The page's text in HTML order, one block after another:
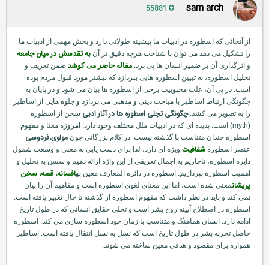
sam arch
از آنجائی که اسطوره در ادبیات ما پیشینه طولانی دارد و بخش مهمی از ادبیات ما
را تشكیل می دهد می توان با شناخت هرچه دقیق تر آن به تقدسش در میان جامعه
و اثرگذاری آن بر ضمیر انسان ها پی برد.مقاله حاضر می كوشدضمن تعریف و
تحلیل اسطوره، به تبیین اسطوره هایی بپردازد كه بیشتر مورد قبول مردم بوده
است. در پی آن، علت محبوبیت برخی از اسطوره ها بیان می شود و در پایان به
چگونگی ارتباط اساطیر با مباحث دینی و مذهبی می پردازد و جلوه هایی از اساطیر
را به تصویر می كشد.چگونگی تجلی اسطوره ها در آثار ادبیسخن از اسطوره
(myth) است. پدیده ای كه در ادبیات ملل مختلف وجود دارد. امروزه معنا و مفهوم
اسطوره چندان متناسب با گذشته نیست. در كلام بزرگانی چونمولوی،فردوسی
عنصر اسطورهشفافیتویژه ای دارد، لذا برای دست یابی به معنی و وسعت شمول
دایره اسطوره، ناچاریم به اجمال تعریفی از این واژه ارائه دهیم و سپس به تحلیل و
اهمیت اسطوره بپردازیم. اسطوره در دائره المعارف معین بهافسانه، قصه، سخن
پریشانمعنی شده است، اما این معنای لغوی اسطوره است و مفاهیم آن را بیان
نمی كند و باید در نظر داشت كه مفهوم اسطوره از گذشته تا حال تغییر یافته است.
اسطوره در اصطلاح آیینه روح بشر است و تجلی حقایق انسانی كه در طول تاریخ
ادامه دارد. انسان هماهنگ و متناسب با زمان خود اسطوره سازی می كند. اسطوره
حاصل تجربه بشر در طول تاریخ است كه نسل به نسل انتقال یافته است. اساطیر
همواره برای مقصود و هدفی معین ساخته می شوند.